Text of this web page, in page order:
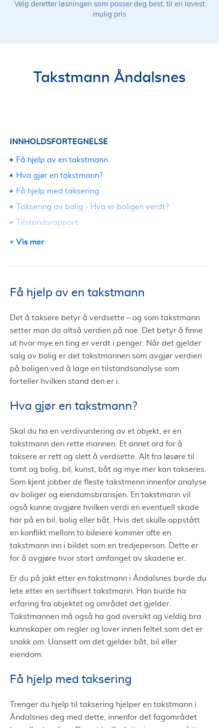
Velg deretter løsningen som passer deg best, til en lavest
mulig pris
Takstmann Åndalsnes
Få hjelp av en takstmann
Det å taksere betyr å verdsette – og som takstmann
setter man da altså verdien på noe. Det betyr å finne
ut hvor mye en ting er verdt i penger. Når det gjelder
salg av bolig er det takstmannen som avgjør verdien
på boligen ved å lage en tilstandsanalyse som
forteller hvilken stand den er i.
Hva gjør en takstmann?
Skal du ha en verdivurdering av et objekt, er en
takstmann den rette mannen. Et annet ord for å
taksere er rett og slett å verdsette. Alt fra løsøre til
tomt og bolig, bil, kunst, båt og mye mer kan takseres.
Som kjent jobber de fleste takstmenn innenfor analyse
av boliger og eiendomsbransjen. En takstmann vil
også kunne avgjøre hvilken verdi en eventuell skade
har på en bil, bolig eller båt. Hvis det skulle oppstått
en konflikt mellom to bileiere kommer ofte en
takstmann inn i bildet som en tredjeperson. Dette er
for å avgjøre hvor stort omfanget av skadene er.
Er du på jakt etter en takstmann i Åndalsnes burde du
lete etter en sertifisert takstmann. Han burde ha
erfaring fra objektet og området det gjelder.
Takstmannen må også ha god oversikt og veldig bra
kunnskaper om regler og lover innen feltet som det er
snakk om. Uansett om det gjelder båt, bil eller
eiendom.
Få hjelp med taksering
Trenger du hjelp til taksering hjelper en takstmann i
Åndalsnes deg med dette, innenfor det fagområdet
INNHOLDSFORTEGNELSE
Få hjelp av en takstmann
Hva gjør en takstmann?
Få hjelp med taksering
Taksering av bolig - Hva er boligen verdt?
Tilstandsrapport
Reklamasjonsrapport
Verditakst
El-taksering
Hva er bilen verdt? Taksering av bil
Vis mer